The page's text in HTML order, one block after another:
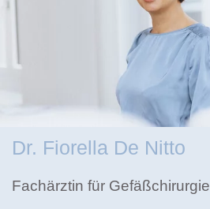
Dr. Fiorella De Nitto
Fachärztin für Gefäßchirurgie